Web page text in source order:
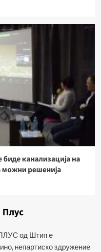
канализација на
можни решенија
од Штип е
непартиско здружение